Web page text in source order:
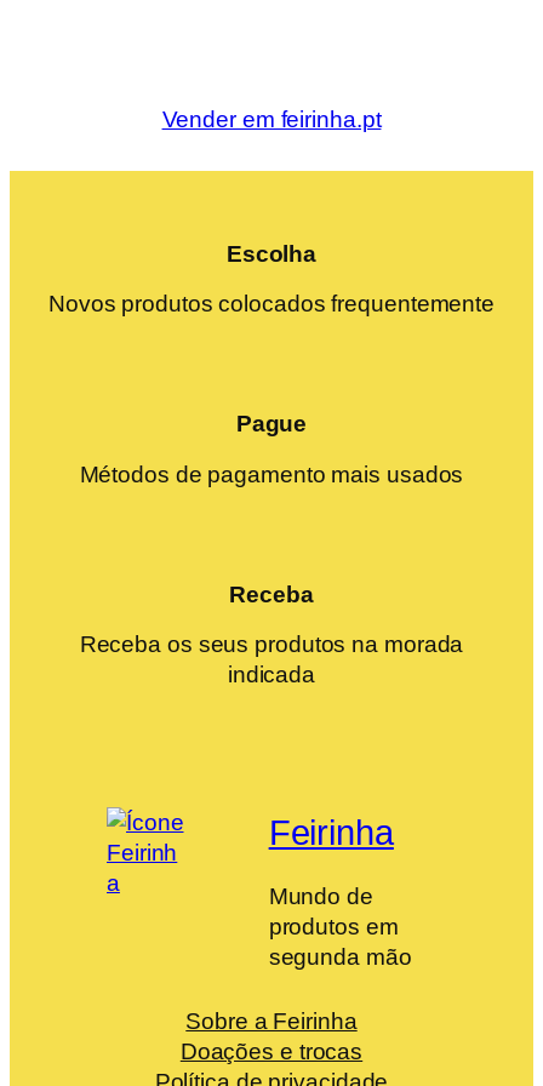
Vender em feirinha.pt
Escolha
Novos produtos colocados frequentemente
Pague
Métodos de pagamento mais usados
Receba
Receba os seus produtos na morada
indicada
Feirinha
Mundo de
produtos em
segunda mão
Sobre a Feirinha
Doações e trocas